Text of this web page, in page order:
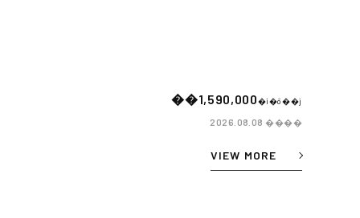
��1,590,000�i�ō��j
2026.08.08����
VIEW MORE